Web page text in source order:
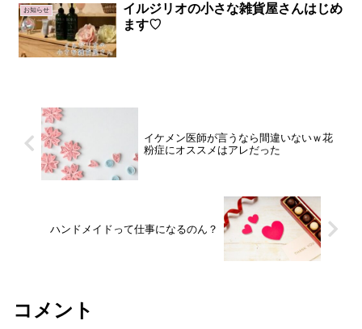
お知らせ
イルジリオの小さな雑貨屋さんはじめ
ます♡
イケメン医師が言うなら間違いないｗ花
粉症にオススメはアレだった
ハンドメイドって仕事になるのん？
コメント